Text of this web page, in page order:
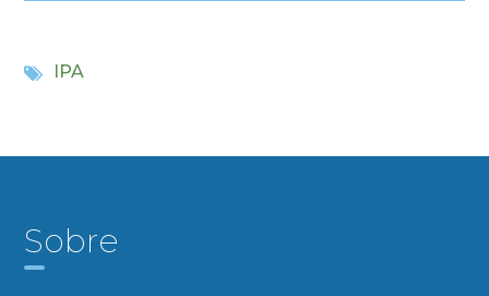
IPA
Sobre